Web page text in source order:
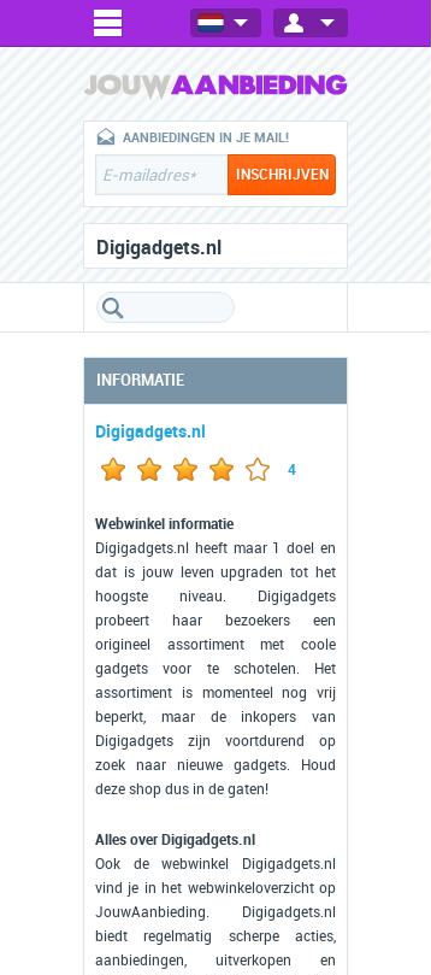
AANBIEDINGEN IN JE MAIL!
Digigadgets.nl
INFORMATIE
Digigadgets.nl
4
Webwinkel informatie
Digigadgets.nl heeft maar 1 doel en
dat is jouw leven upgraden tot het
hoogste niveau. Digigadgets
probeert haar bezoekers een
origineel assortiment met coole
gadgets voor te schotelen. Het
assortiment is momenteel nog vrij
beperkt, maar de inkopers van
Digigadgets zijn voortdurend op
zoek naar nieuwe gadgets. Houd
deze shop dus in de gaten!
Alles over Digigadgets.nl
Ook de webwinkel Digigadgets.nl
vind je in het webwinkeloverzicht op
JouwAanbieding. Digigadgets.nl
biedt regelmatig scherpe acties,
aanbiedingen, uitverkopen en